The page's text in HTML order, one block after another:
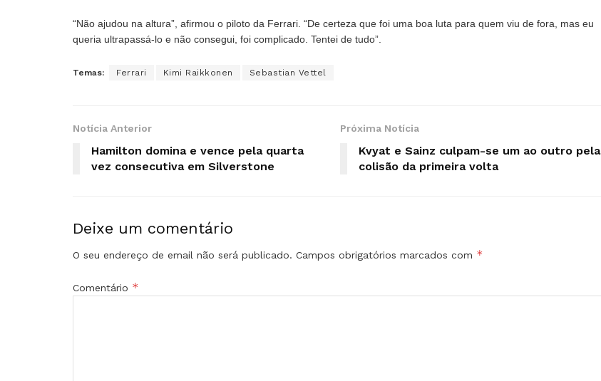
“Não ajudou na altura”, afirmou o piloto da Ferrari. “De certeza que foi uma boa luta para quem viu de fora, mas eu
queria ultrapassá-lo e não consegui, foi complicado. Tentei de tudo”.
Temas: Ferrari Kimi Raikkonen Sebastian Vettel
Notícia Anterior
Hamilton domina e vence pela quarta
vez consecutiva em Silverstone
Próxima Notícia
Kvyat e Sainz culpam-se um ao outro pela
colisão da primeira volta
Deixe um comentário
O seu endereço de email não será publicado. Campos obrigatórios marcados com *
Comentário *